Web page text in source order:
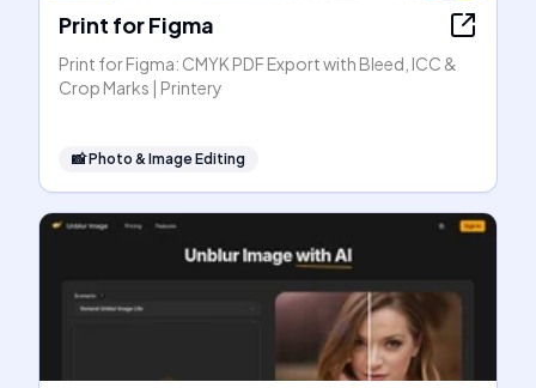
Print for Figma
Print for Figma: CMYK PDF Export with Bleed, ICC &
Crop Marks | Printery
📸Photo & Image Editing